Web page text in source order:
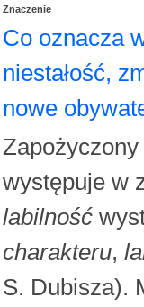
Znaczenie
Co oznacza
niestałość,
nowe
występuje w
labilność
charakteru,
S. Dubisza).